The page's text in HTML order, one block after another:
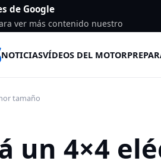
de Google
ver más contenido nuestro
NOTICIASVÍDEOS DEL MOTOR
tamaño
un 4×4